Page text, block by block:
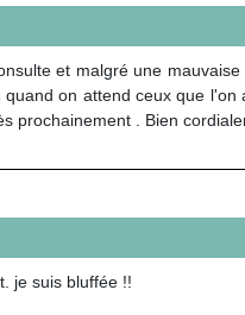
et malgré une
on attend ceux que
prochainement . Bien
je suis bluffée !!